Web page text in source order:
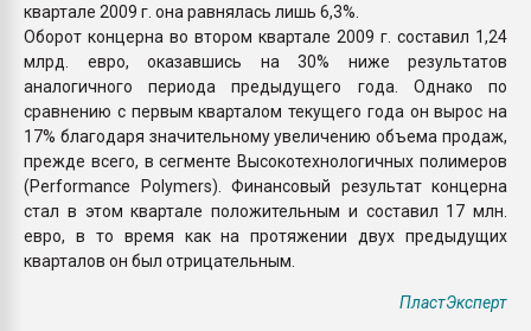
квартале 2009 г. она равнялась лишь 6,3%.
Оборот концерна во втором квартале 2009 г. составил 1,24
млрд. евро, оказавшись на 30% ниже результатов
аналогичного периода предыдущего года. Однако по
сравнению с первым кварталом текущего года он вырос на
17% благодаря значительному увеличению объема продаж,
прежде всего, в сегменте Высокотехнологичных полимеров
(Performance Polymers). Финансовый результат концерна
стал в этом квартале положительным и составил 17 млн.
евро, в то время как на протяжении двух предыдущих
кварталов он был отрицательным.
ПластЭксперт